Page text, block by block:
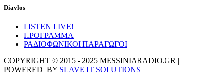
Diavlos
LISTEN LIVE!
ΠΡΟΓΡΑΜΜΑ
ΡΑΔΙΟΦΩΝΙΚΟΙ ΠΑΡΑΓΩΓΟΙ
COPYRIGHT © 2015 - 2025 MESSINIARADIO.GR |
POWERED BY SLAVE IT SOLUTIONS